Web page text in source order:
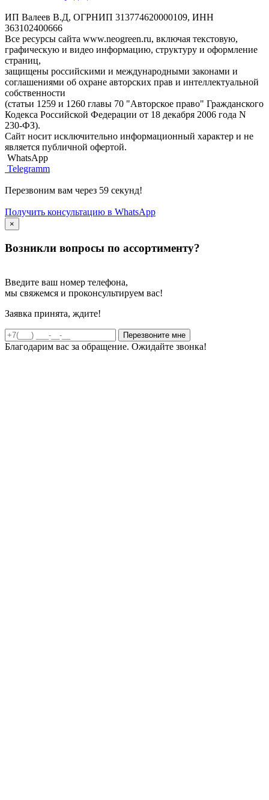
ИП Валеев В.Д, ОГРНИП 313774620000109, ИНН
363102400666
Все ресурсы сайта www.neogreen.ru, включая текстовую,
графическую и видео информацию, структуру и оформление
страниц,
защищены российскими и международными законами и
соглашениями об охране авторских прав и интеллектуальной
собственности
(статьи 1259 и 1260 главы 70 "Авторское право" Гражданского
Кодекса Российской Федерации от 18 декабря 2006 года N
230-ФЗ).
Сайт носит исключительно информационный характер и не
является публичной офертой.
WhatsApp
Telegramm
Перезвоним вам через 59 секунд!
Получить консультацию в WhatsApp
×
Возникли вопросы по ассортименту?
Введите ваш номер телефона,
мы свяжемся и проконсультируем вас!
Заявка принята, ждите!
Благодарим вас за обращение. Ожидайте звонка!